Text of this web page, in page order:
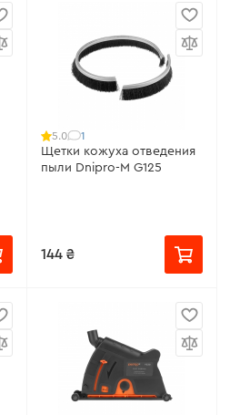
5.0 1
Щетки кожуха отведения
пыли Dnipro-M G125
144 ₴